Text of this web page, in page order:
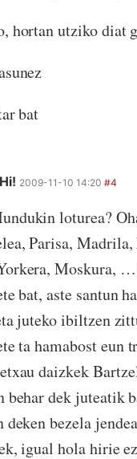
hortan utziko diat
bat
2009-11-10 14:20 #4
loturea?
Parisa,
Moskura, …
bat, aste santun
juteko ibiltzen
ta hamabost eun
daizkek
behar dek juteatik
deken bezela
igual hola hirie